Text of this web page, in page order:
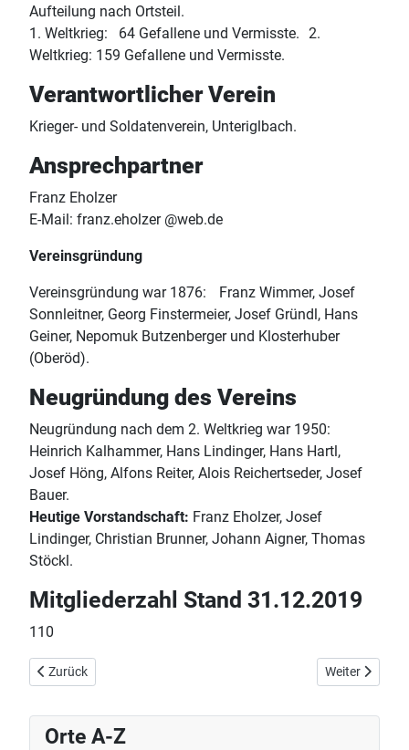
Aufteilung nach Ortsteil.
1. Weltkrieg: 64 Gefallene und Vermisste. 2.
Weltkrieg: 159 Gefallene und Vermisste.
Verantwortlicher Verein
Krieger- und Soldatenverein, Unteriglbach.
Ansprechpartner
Franz Eholzer
E-Mail: franz.eholzer @web.de
Vereinsgründung
Vereinsgründung war 1876: Franz Wimmer, Josef
Sonnleitner, Georg Finstermeier, Josef Gründl, Hans
Geiner, Nepomuk Butzenberger und Klosterhuber
(Oberöd).
Neugründung des Vereins
Neugründung nach dem 2. Weltkrieg war 1950:
Heinrich Kalhammer, Hans Lindinger, Hans Hartl,
Josef Höng, Alfons Reiter, Alois Reichertseder, Josef
Bauer.
Heutige Vorstandschaft: Franz Eholzer, Josef
Lindinger, Christian Brunner, Johann Aigner, Thomas
Stöckl.
Mitgliederzahl Stand 31.12.2019
110
Vorheriger Beitrag: Ortenburg
Zurück Nächster
Weiter
Orte A-Z